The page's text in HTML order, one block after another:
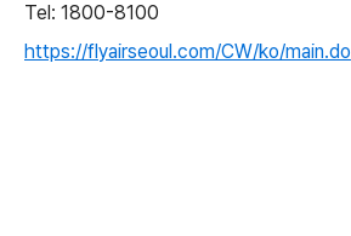
Tel: 1800-8100
https://flyairseoul.com/CW/ko/main.do